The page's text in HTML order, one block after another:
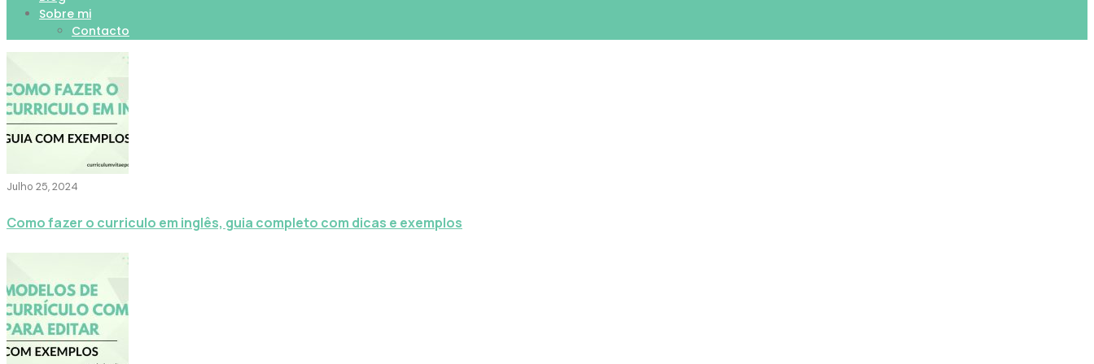
Sobre mi
Contacto
Julho 25, 2024
Como fazer o curriculo em inglês, guia completo com dicas e exemplos